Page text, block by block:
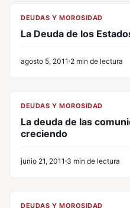
DEUDAS Y MOROSIDAD
La Deuda de los
agosto 5, 2011 2 min de lectura
DEUDAS Y MOROSIDAD
La deuda de las
creciendo
junio 21, 2011 3 min de lectura
DEUDAS Y MOROSIDAD